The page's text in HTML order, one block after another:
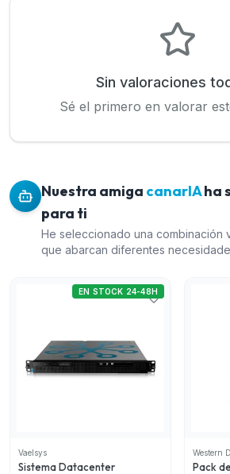
Sin valoraciones
Sé el primero en valorar
Nuestra amiga canarIAha
para ti
He seleccionado una combinación
que abarcan diferentes
abarca un rango de precios
Datacenter Enterprise para su
gestión masiva de dispositivos; 4)
WD Purple, complemento esencial
eficiente en sistemas de
servidor para gestión de matrículas,
que requieren un control de
14) Equipo servidor de analítica
seguridad perimetral avanzada.
Vaelsys
Sistema Datacenter
EN STOCK 24-48H
Western
Pack